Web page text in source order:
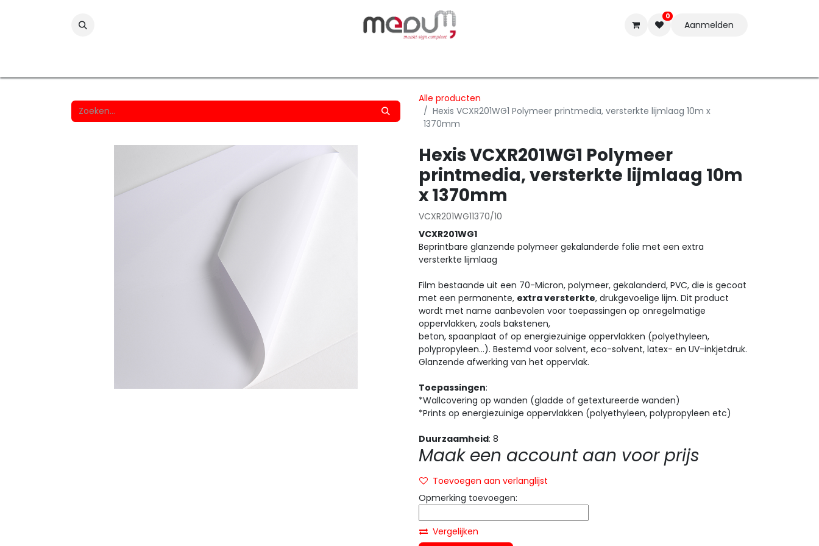
0
Aanmelden
Alle producten
Hexis VCXR201WG1 Polymeer printmedia, versterkte lijmlaag 10m x
1370mm
Hexis VCXR201WG1 Polymeer
printmedia, versterkte lijmlaag 10m
x 1370mm
VCXR201WG11370/10
VCXR201WG1
Beprintbare glanzende polymeer gekalanderde folie met een extra
versterkte lijmlaag
Film bestaande uit een 70-Micron, polymeer, gekalanderd, PVC, die is gecoat
met een permanente, extra versterkte, drukgevoelige lijm. Dit product
wordt met name aanbevolen voor toepassingen op onregelmatige
oppervlakken, zoals bakstenen,
beton, spaanplaat of op energiezuinige oppervlakken (polyethyleen,
polypropyleen...). Bestemd voor solvent, eco-solvent, latex- en UV-inkjetdruk.
Glanzende afwerking van het oppervlak.
Toepassingen:
*Wallcovering op wanden (gladde of getextureerde wanden)
*Prints op energiezuinige oppervlakken (polyethyleen, polypropyleen etc)
Duurzaamheid: 8
Maak een account aan voor prijs
Toevoegen aan verlanglijst
Opmerking toevoegen:
Vergelijken